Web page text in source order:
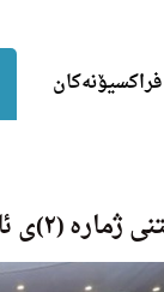
به‌هاره‌ ڕۆژی ٢٠٢٢/٣/٢